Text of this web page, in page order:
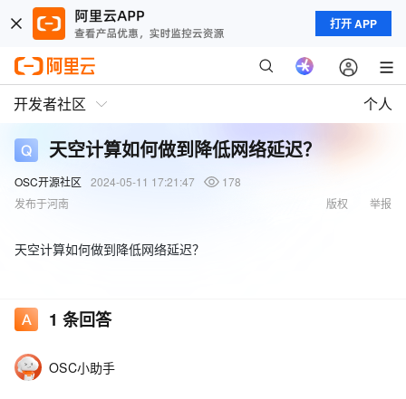
打开 APP
开发者社区 个人
天空计算如何做到降低网络延迟？
OSC开源社区 2024-05-11 17:21:47
178
发布于河南
举报
版权
天空计算如何做到降低网络延迟？
1 条回答
OSC小助手